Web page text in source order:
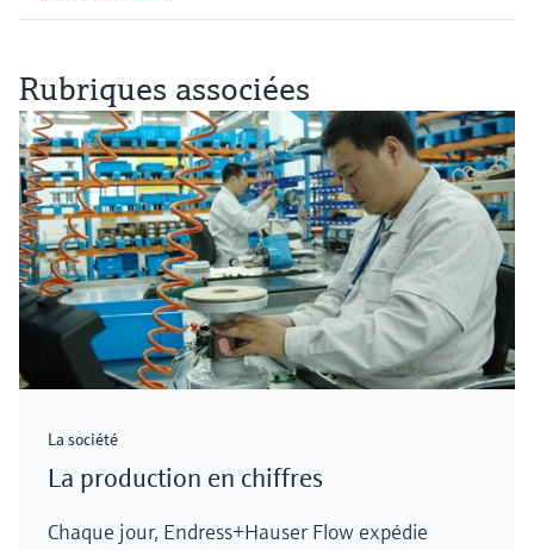
Rubriques associées
La société
La production en chiffres
Chaque jour, Endress+Hauser Flow expédie